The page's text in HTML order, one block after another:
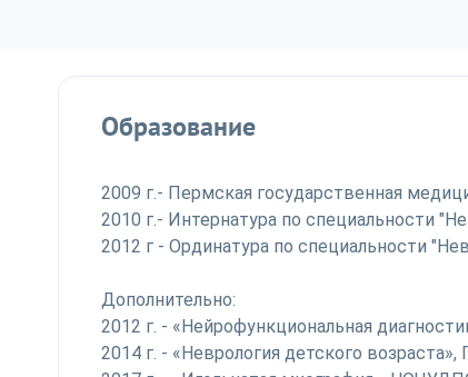
Образование
2009 г.- Пермская государственная
2010 г.- Интернатура по специальности
2012 г - Ординатура по специальности
Дополнительно:
2012 г. - «Нейрофункциональная
2014 г. - «Неврология детского